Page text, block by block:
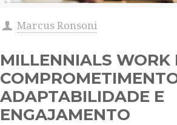
Marcus Ronsoni
MILLENNIALS WORK
ADAPTABILIDADE E
ENGAJAMENTO